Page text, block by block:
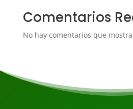
Comentarios
No hay comentarios que